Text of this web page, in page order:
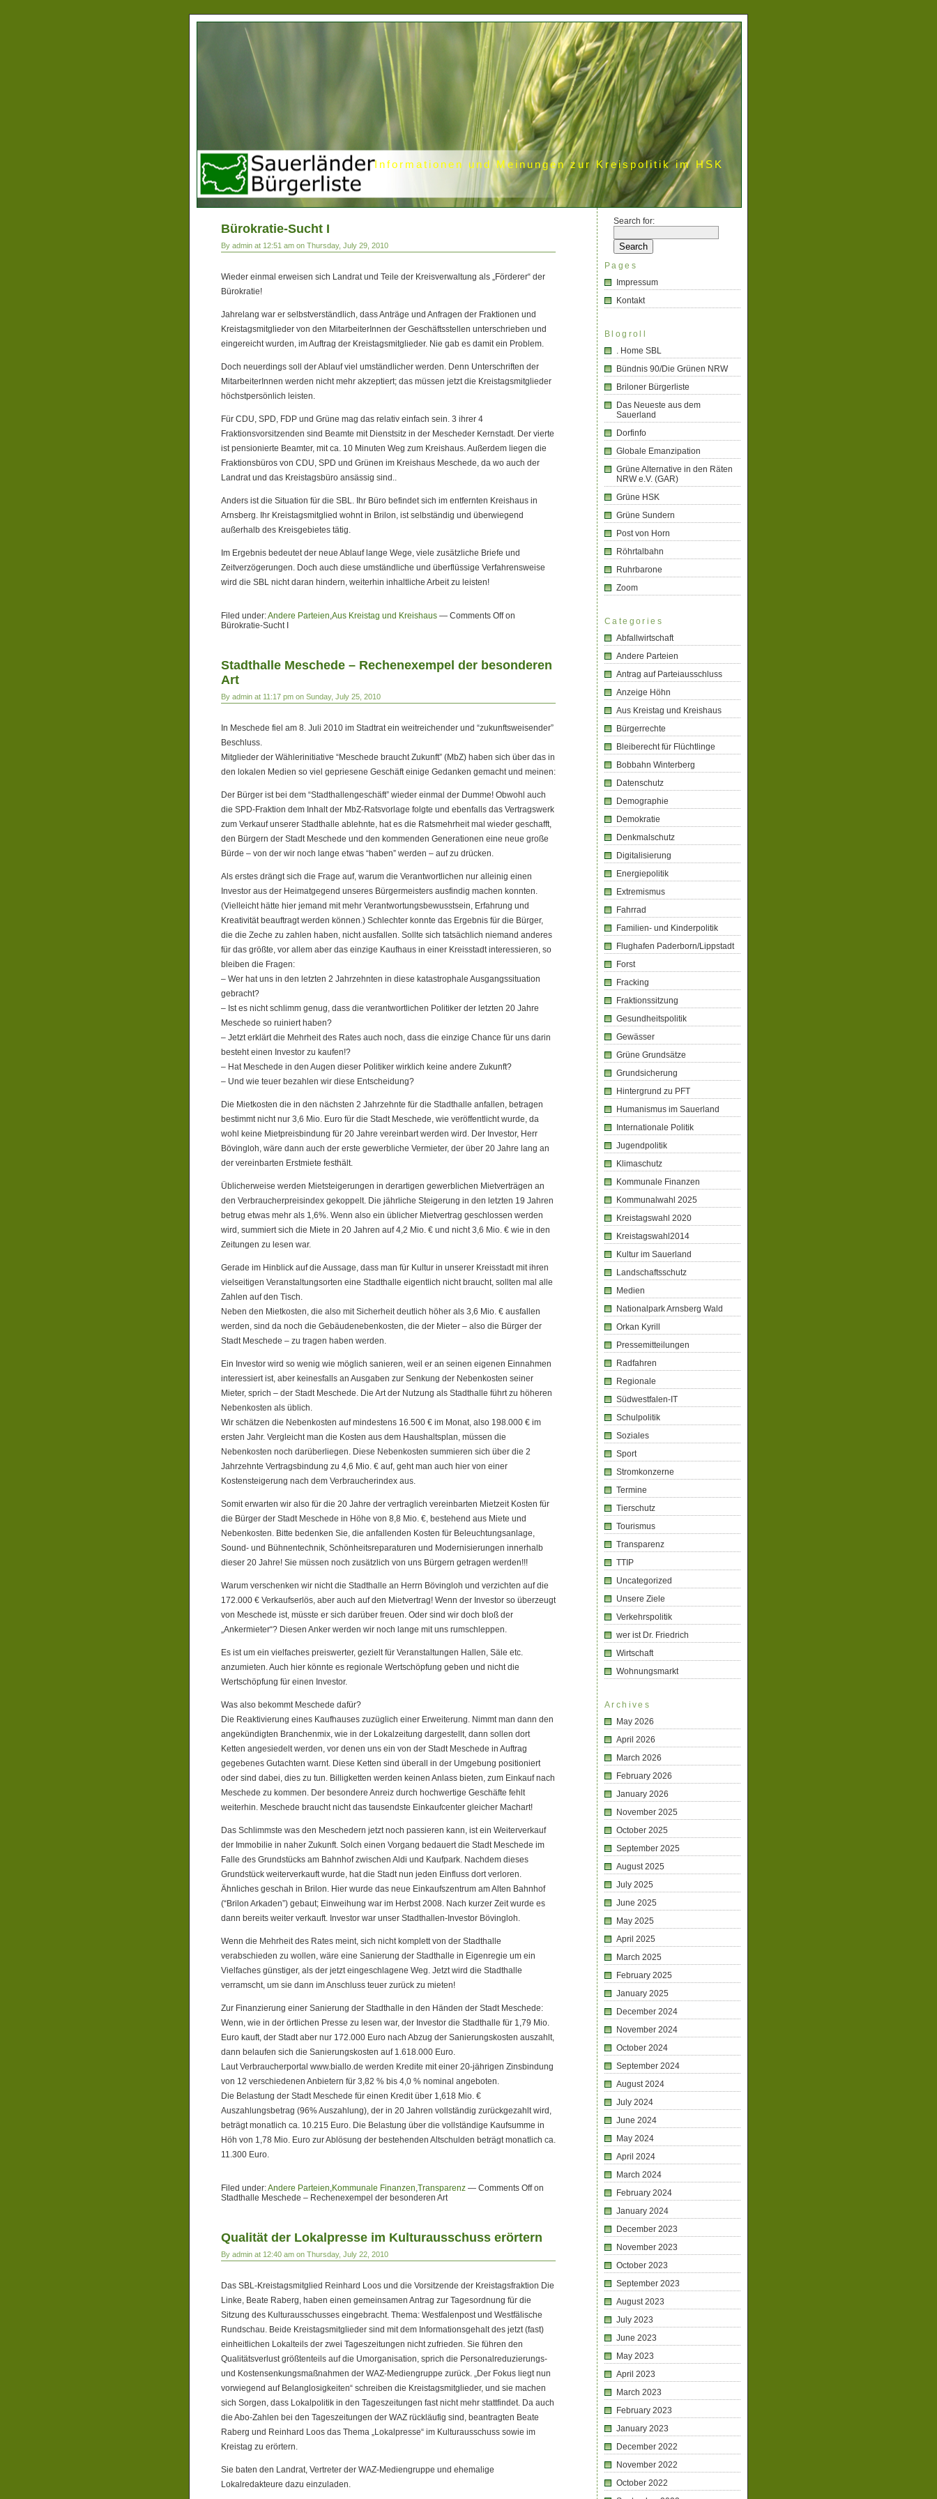
Informationen und Meinungen zur Kreispolitik im HSK
Bürokratie-Sucht I
By admin at 12:51 am on Thursday, July 29, 2010
Wieder einmal erweisen sich Landrat und Teile der Kreisverwaltung als „Förderer“ der
Bürokratie!
Jahrelang war er selbstverständlich, dass Anträge und Anfragen der Fraktionen und
Kreistagsmitglieder von den MitarbeiterInnen der Geschäftsstellen unterschrieben und
eingereicht wurden, im Auftrag der Kreistagsmitglieder. Nie gab es damit ein Problem.
Doch neuerdings soll der Ablauf viel umständlicher werden. Denn Unterschriften der
MitarbeiterInnen werden nicht mehr akzeptiert; das müssen jetzt die Kreistagsmitglieder
höchstpersönlich leisten.
Für CDU, SPD, FDP und Grüne mag das relativ einfach sein. 3 ihrer 4
Fraktionsvorsitzenden sind Beamte mit Dienstsitz in der Mescheder Kernstadt. Der vierte
ist pensionierte Beamter, mit ca. 10 Minuten Weg zum Kreishaus. Außerdem liegen die
Fraktionsbüros von CDU, SPD und Grünen im Kreishaus Meschede, da wo auch der
Landrat und das Kreistagsbüro ansässig sind..
Anders ist die Situation für die SBL. Ihr Büro befindet sich im entfernten Kreishaus in
Arnsberg. Ihr Kreistagsmitglied wohnt in Brilon, ist selbständig und überwiegend
außerhalb des Kreisgebietes tätig.
Im Ergebnis bedeutet der neue Ablauf lange Wege, viele zusätzliche Briefe und
Zeitverzögerungen. Doch auch diese umständliche und überflüssige Verfahrensweise
wird die SBL nicht daran hindern, weiterhin inhaltliche Arbeit zu leisten!
Filed under:Andere Parteien,Aus Kreistag und Kreishaus — Comments Offon
Bürokratie-Sucht I
Stadthalle Meschede – Rechenexempel der besonderen
Art
By admin at 11:17 pm on Sunday, July 25, 2010
In Meschede fiel am 8. Juli 2010 im Stadtrat ein weitreichender und “zukunftsweisender”
Beschluss.
Mitglieder der Wählerinitiative “Meschede braucht Zukunft” (MbZ) haben sich über das in
den lokalen Medien so viel gepriesene Geschäft einige Gedanken gemacht und meinen:
Der Bürger ist bei dem “Stadthallengeschäft” wieder einmal der Dumme! Obwohl auch
die SPD-Fraktion dem Inhalt der MbZ-Ratsvorlage folgte und ebenfalls das Vertragswerk
zum Verkauf unserer Stadthalle ablehnte, hat es die Ratsmehrheit mal wieder geschafft,
den Bürgern der Stadt Meschede und den kommenden Generationen eine neue große
Bürde – von der wir noch lange etwas “haben” werden – auf zu drücken.
Als erstes drängt sich die Frage auf, warum die Verantwortlichen nur alleinig einen
Investor aus der Heimatgegend unseres Bürgermeisters ausfindig machen konnten.
(Vielleicht hätte hier jemand mit mehr Verantwortungsbewusstsein, Erfahrung und
Kreativität beauftragt werden können.) Schlechter konnte das Ergebnis für die Bürger,
die die Zeche zu zahlen haben, nicht ausfallen. Sollte sich tatsächlich niemand anderes
für das größte, vor allem aber das einzige Kaufhaus in einer Kreisstadt interessieren, so
bleiben die Fragen:
– Wer hat uns in den letzten 2 Jahrzehnten in diese katastrophale Ausgangssituation
gebracht?
– Ist es nicht schlimm genug, dass die verantwortlichen Politiker der letzten 20 Jahre
Meschede so ruiniert haben?
– Jetzt erklärt die Mehrheit des Rates auch noch, dass die einzige Chance für uns darin
besteht einen Investor zu kaufen!?
– Hat Meschede in den Augen dieser Politiker wirklich keine andere Zukunft?
– Und wie teuer bezahlen wir diese Entscheidung?
Die Mietkosten die in den nächsten 2 Jahrzehnte für die Stadthalle anfallen, betragen
bestimmt nicht nur 3,6 Mio. Euro für die Stadt Meschede, wie veröffentlicht wurde, da
wohl keine Mietpreisbindung für 20 Jahre vereinbart werden wird. Der Investor, Herr
Bövingloh, wäre dann auch der erste gewerbliche Vermieter, der über 20 Jahre lang an
der vereinbarten Erstmiete festhält.
Üblicherweise werden Mietsteigerungen in derartigen gewerblichen Mietverträgen an
den Verbraucherpreisindex gekoppelt. Die jährliche Steigerung in den letzten 19 Jahren
betrug etwas mehr als 1,6%. Wenn also ein üblicher Mietvertrag geschlossen werden
wird, summiert sich die Miete in 20 Jahren auf 4,2 Mio. € und nicht 3,6 Mio. € wie in den
Zeitungen zu lesen war.
Gerade im Hinblick auf die Aussage, dass man für Kultur in unserer Kreisstadt mit ihren
vielseitigen Veranstaltungsorten eine Stadthalle eigentlich nicht braucht, sollten mal alle
Zahlen auf den Tisch.
Neben den Mietkosten, die also mit Sicherheit deutlich höher als 3,6 Mio. € ausfallen
werden, sind da noch die Gebäudenebenkosten, die der Mieter – also die Bürger der
Stadt Meschede – zu tragen haben werden.
Ein Investor wird so wenig wie möglich sanieren, weil er an seinen eigenen Einnahmen
interessiert ist, aber keinesfalls an Ausgaben zur Senkung der Nebenkosten seiner
Mieter, sprich – der Stadt Meschede. Die Art der Nutzung als Stadthalle führt zu höheren
Nebenkosten als üblich.
Wir schätzen die Nebenkosten auf mindestens 16.500 € im Monat, also 198.000 € im
ersten Jahr. Vergleicht man die Kosten aus dem Haushaltsplan, müssen die
Nebenkosten noch darüberliegen. Diese Nebenkosten summieren sich über die 2
Jahrzehnte Vertragsbindung zu 4,6 Mio. € auf, geht man auch hier von einer
Kostensteigerung nach dem Verbraucherindex aus.
Somit erwarten wir also für die 20 Jahre der vertraglich vereinbarten Mietzeit Kosten für
die Bürger der Stadt Meschede in Höhe von 8,8 Mio. €, bestehend aus Miete und
Nebenkosten. Bitte bedenken Sie, die anfallenden Kosten für Beleuchtungsanlage,
Sound- und Bühnentechnik, Schönheitsreparaturen und Modernisierungen innerhalb
dieser 20 Jahre! Sie müssen noch zusätzlich von uns Bürgern getragen werden!!!
Warum verschenken wir nicht die Stadthalle an Herrn Bövingloh und verzichten auf die
172.000 € Verkaufserlös, aber auch auf den Mietvertrag! Wenn der Investor so überzeugt
von Meschede ist, müsste er sich darüber freuen. Oder sind wir doch bloß der
„Ankermieter“? Diesen Anker werden wir noch lange mit uns rumschleppen.
Es ist um ein vielfaches preiswerter, gezielt für Veranstaltungen Hallen, Säle etc.
anzumieten. Auch hier könnte es regionale Wertschöpfung geben und nicht die
Wertschöpfung für einen Investor.
Was also bekommt Meschede dafür?
Die Reaktivierung eines Kaufhauses zuzüglich einer Erweiterung. Nimmt man dann den
angekündigten Branchenmix, wie in der Lokalzeitung dargestellt, dann sollen dort
Ketten angesiedelt werden, vor denen uns ein von der Stadt Meschede in Auftrag
gegebenes Gutachten warnt. Diese Ketten sind überall in der Umgebung positioniert
oder sind dabei, dies zu tun. Billigketten werden keinen Anlass bieten, zum Einkauf nach
Meschede zu kommen. Der besondere Anreiz durch hochwertige Geschäfte fehlt
weiterhin. Meschede braucht nicht das tausendste Einkaufcenter gleicher Machart!
Das Schlimmste was den Meschedern jetzt noch passieren kann, ist ein Weiterverkauf
der Immobilie in naher Zukunft. Solch einen Vorgang bedauert die Stadt Meschede im
Falle des Grundstücks am Bahnhof zwischen Aldi und Kaufpark. Nachdem dieses
Grundstück weiterverkauft wurde, hat die Stadt nun jeden Einfluss dort verloren.
Ähnliches geschah in Brilon. Hier wurde das neue Einkaufszentrum am Alten Bahnhof
(“Brilon Arkaden”) gebaut; Einweihung war im Herbst 2008. Nach kurzer Zeit wurde es
dann bereits weiter verkauft. Investor war unser Stadthallen-Investor Bövingloh.
Wenn die Mehrheit des Rates meint, sich nicht komplett von der Stadthalle
verabschieden zu wollen, wäre eine Sanierung der Stadthalle in Eigenregie um ein
Vielfaches günstiger, als der jetzt eingeschlagene Weg. Jetzt wird die Stadthalle
verramscht, um sie dann im Anschluss teuer zurück zu mieten!
Zur Finanzierung einer Sanierung der Stadthalle in den Händen der Stadt Meschede:
Wenn, wie in der örtlichen Presse zu lesen war, der Investor die Stadthalle für 1,79 Mio.
Euro kauft, der Stadt aber nur 172.000 Euro nach Abzug der Sanierungskosten auszahlt,
dann belaufen sich die Sanierungskosten auf 1.618.000 Euro.
Laut Verbraucherportal www.biallo.de werden Kredite mit einer 20-jährigen Zinsbindung
von 12 verschiedenen Anbietern für 3,82 % bis 4,0 % nominal angeboten.
Die Belastung der Stadt Meschede für einen Kredit über 1,618 Mio. €
Auszahlungsbetrag (96% Auszahlung), der in 20 Jahren vollständig zurückgezahlt wird,
beträgt monatlich ca. 10.215 Euro. Die Belastung über die vollständige Kaufsumme in
Höh von 1,78 Mio. Euro zur Ablösung der bestehenden Altschulden beträgt monatlich ca.
11.300 Euro.
Filed under:Andere Parteien,Kommunale Finanzen,Transparenz — Comments Offon
Stadthalle Meschede – Rechenexempel der besonderen Art
Qualität der Lokalpresse im Kulturausschuss erörtern
By admin at 12:40 am on Thursday, July 22, 2010
Das SBL-Kreistagsmitglied Reinhard Loos und die Vorsitzende der Kreistagsfraktion Die
Linke, Beate Raberg, haben einen gemeinsamen Antrag zur Tagesordnung für die
Sitzung des Kulturausschusses eingebracht. Thema: Westfalenpost und Westfälische
Rundschau. Beide Kreistagsmitglieder sind mit dem Informationsgehalt des jetzt (fast)
einheitlichen Lokalteils der zwei Tageszeitungen nicht zufrieden. Sie führen den
Qualitätsverlust größtenteils auf die Umorganisation, sprich die Personalreduzierungs-
und Kostensenkungsmaßnahmen der WAZ-Mediengruppe zurück. „Der Fokus liegt nun
vorwiegend auf Belanglosigkeiten“ schreiben die Kreistagsmitglieder, und sie machen
sich Sorgen, dass Lokalpolitik in den Tageszeitungen fast nicht mehr stattfindet. Da auch
die Abo-Zahlen bei den Tageszeitungen der WAZ rückläufig sind, beantragten Beate
Raberg und Reinhard Loos das Thema „Lokalpresse“ im Kulturausschuss sowie im
Kreistag zu erörtern.
Sie baten den Landrat, Vertreter der WAZ-Mediengruppe und ehemalige
Lokalredakteure dazu einzuladen.
Search for:
Pages
Impressum
Kontakt
Blogroll
. Home SBL
Bündnis 90/Die Grünen NRW
Briloner Bürgerliste
Das Neueste aus dem
Sauerland
Dorfinfo
Globale Emanzipation
Grüne Alternative in den Räten
NRW e.V. (GAR)
Grüne HSK
Grüne Sundern
Post von Horn
Röhrtalbahn
Ruhrbarone
Zoom
Categories
Abfallwirtschaft
Andere Parteien
Antrag auf Parteiausschluss
Anzeige Höhn
Aus Kreistag und Kreishaus
Bürgerrechte
Bleiberecht für Flüchtlinge
Bobbahn Winterberg
Datenschutz
Demographie
Demokratie
Denkmalschutz
Digitalisierung
Energiepolitik
Extremismus
Fahrrad
Familien- und Kinderpolitik
Flughafen Paderborn/Lippstadt
Forst
Fracking
Fraktionssitzung
Gesundheitspolitik
Gewässer
Grüne Grundsätze
Grundsicherung
Hintergrund zu PFT
Humanismus im Sauerland
Internationale Politik
Jugendpolitik
Klimaschutz
Kommunale Finanzen
Kommunalwahl 2025
Kreistagswahl 2020
Kreistagswahl2014
Kultur im Sauerland
Landschaftsschutz
Medien
Nationalpark Arnsberg Wald
Orkan Kyrill
Pressemitteilungen
Radfahren
Regionale
Südwestfalen-IT
Schulpolitik
Soziales
Sport
Stromkonzerne
Termine
Tierschutz
Tourismus
Transparenz
TTIP
Uncategorized
Unsere Ziele
Verkehrspolitik
wer ist Dr. Friedrich
Wirtschaft
Wohnungsmarkt
Archives
May 2026
April 2026
March 2026
February 2026
January 2026
November 2025
October 2025
September 2025
August 2025
July 2025
June 2025
May 2025
April 2025
March 2025
February 2025
January 2025
December 2024
November 2024
October 2024
September 2024
August 2024
July 2024
June 2024
May 2024
April 2024
March 2024
February 2024
January 2024
December 2023
November 2023
October 2023
September 2023
August 2023
July 2023
June 2023
May 2023
April 2023
March 2023
February 2023
January 2023
December 2022
November 2022
October 2022